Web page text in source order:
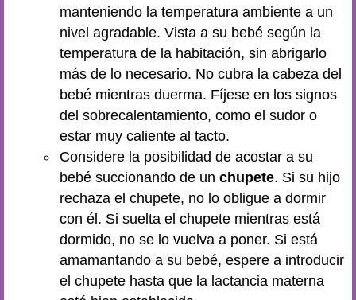
manteniendo la temperatura ambiente a un
nivel agradable. Vista a su bebé según la
temperatura de la habitación, sin abrigarlo
más de lo necesario. No cubra la cabeza del
bebé mientras duerma. Fíjese en los signos
del sobrecalentamiento, como el sudor o
estar muy caliente al tacto.
Considere la posibilidad de acostar a su
bebé succionando de un chupete. Si su hijo
rechaza el chupete, no lo obligue a dormir
con él. Si suelta el chupete mientras está
dormido, no se lo vuelva a poner. Si está
amamantando a su bebé, espere a introducir
el chupete hasta que la lactancia materna